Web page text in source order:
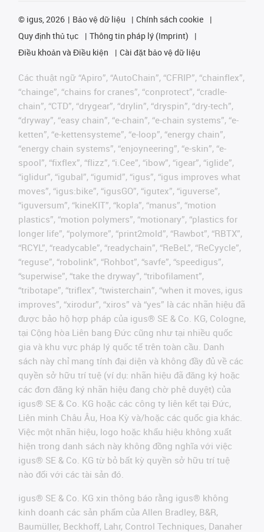
© igus, 2026 Bảo vệ dữ liệu
Chính sách cookie
Quy định thủ tục
Thông tin pháp lý (Imprint)
Điều khoản và Điều kiện
Cài đặt bảo vệ dữ liệu
Các thuật ngữ “Apiro”, “AutoChain”, “CFRIP”, “chainflex”,
“chainge”, “chains for cranes”, “conprotect”, “cradle-
chain”, “CTD”, “drygear”, “drylin”, “dryspin”, “dry-tech”,
“dryway”, “easy chain”, “e-chain”, “e-chain systems”, “e-
ketten”, “e-kettensysteme”, “e-loop”, “energy chain”,
“energy chain systems”, “enjoyneering”, “e-skin”, “e-
spool”, “fixflex”, “flizz”, “i.Cee”, “ibow”, “igear”, “iglide”,
“iglidur”, “igubal”, “igumid”, “igus”, “igus improves what
moves”, “igus:bike”, “igusGO”, “igutex”, “iguverse”,
“iguversum”, “kineKIT”, “kopla”, “manus”, “motion
plastics”, “motion polymers”, “motionary”, “plastics for
longer life”, “polymore”, “print2mold”, “Rawbot”, “RBTX”,
“RCYL”, “readycable”, “readychain”, “ReBeL”, “ReCyycle”,
“reguse”, “robolink”, “Rohbot”, “savfe”, “speedigus”,
“superwise”, “take the dryway”, “tribofilament”,
“tribotape”, “triflex”, “twisterchain”, “when it moves, igus
improves”, “xirodur”, “xiros” và “yes” là các nhãn hiệu đã
được bảo hộ hợp pháp của igus® SE & Co. KG, Cologne,
tại Cộng hòa Liên bang Đức cũng như tại nhiều quốc
gia và khu vực pháp lý quốc tế trên toàn cầu. Danh
sách này chỉ mang tính đại diện và không đầy đủ về các
quyền sở hữu trí tuệ (ví dụ: nhãn hiệu đã đăng ký hoặc
các đơn đăng ký nhãn hiệu đang chờ phê duyệt) của
igus® SE & Co. KG hoặc các công ty liên kết tại Đức,
Liên minh Châu Âu, Hoa Kỳ và/hoặc các quốc gia khác.
Việc một nhãn hiệu, logo hoặc khẩu hiệu không xuất
hiện trong danh sách này không đồng nghĩa với việc
igus® SE & Co. KG từ bỏ bất kỳ quyền sở hữu trí tuệ
nào đối với các tài sản đó.
igus® SE & Co. KG xin thông báo rằng igus® không
kinh doanh các sản phẩm của Allen Bradley, B&R,
Baumüller, Beckhoff, Lahr, Control Techniques, Danaher